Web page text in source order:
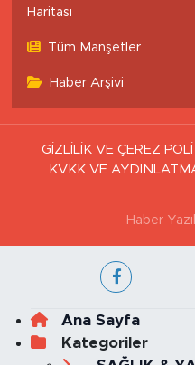
Haritası
Tüm Manşetler
Haber Arşivi
GİZLİLİK VE ÇEREZ
KVKK VE
Haber
Ana Sayfa
Kategoriler